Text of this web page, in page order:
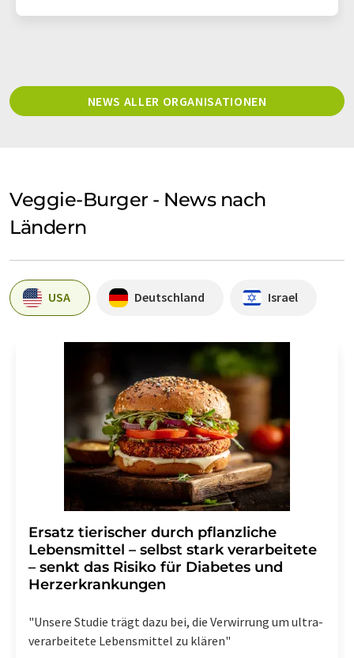
NEWS ALLER ORGANISATIONEN
Veggie-Burger - News nach
Ländern
USA Deutschland Israel
Ersatz tierischer durch pflanzliche
Lebensmittel – selbst stark verarbeitete
– senkt das Risiko für Diabetes und
Herzerkrankungen
"Unsere Studie trägt dazu bei, die Verwirrung um ultra-
verarbeitete Lebensmittel zu klären"